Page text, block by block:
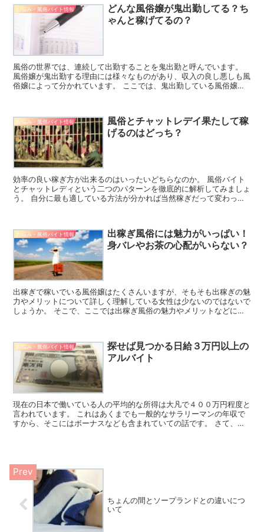
お悩み・風俗バイト情報
どんな風俗嬢が鬼出勤してる？ち
ゃんと稼げてるの？
風俗の世界では、連続して出勤することを鬼出勤と呼んでいます。
風俗嬢が鬼出勤する理由には様々なものがあり、収入の良し悪しも風
俗嬢によって分かれています。 ここでは、鬼出勤している風俗嬢を
お悩み・風俗バイト情報
風俗とチャットレデイ果たして稼
げるのはどっち？
効率の良い稼ぎ方が出来るのはいったいどちらなのか。 風俗バイト
とチャットレディという二つのパターンを徹底的に解析してみましょ
う。 自分に最も適している方法が分かれば当然稼ぎだって変わって
お悩み・風俗バイト情報
出稼ぎ風俗には魅力がいっぱい！
身バレやお茶の心配がいらない？
出稼ぎで稼いでいる風俗嬢はたくさんいますが、そもそも出稼ぎの魅
力やメリットについて詳しく理解している女性は少ないのではないで
しょうか。 そこで、ここでは出稼ぎ風俗の魅力やメリットなどにつ
お悩み・風俗バイト情報
探せば見つかる日給３万円以上の
アルバイト
現在の日本で働いている人の平均的な所得は大凡で４００万円程度と
言われています。 これはあくまでも一般的なサラリーマンの年収で
すから、そこにはボーナスなども含まれていての話です。 さて、こ
ちょんの間とソープランドとの違いにつ
いて